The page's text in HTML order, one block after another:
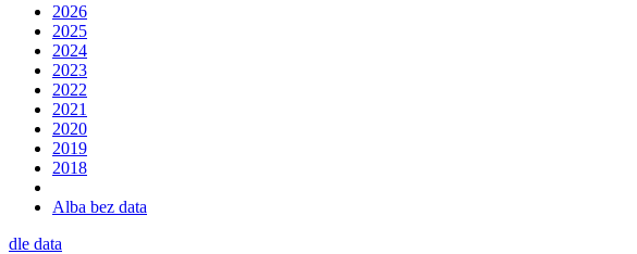
2026
2025
2024
2023
2022
2021
2020
2019
2018
Alba bez data
dle data